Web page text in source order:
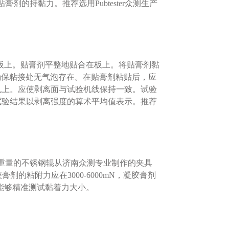
剂的持黏力。推荐选用Pubtester众测生产
上。贴膏剂平整地贴合在板上。将贴膏剂黏
粘接处无气泡存在。在贴膏剂粘贴后，应
。应使剥离面与试验机线保持一致。试验
结果以剥离强度的算术平均值表示。推荐
量的不锈钢辊从济南众测专业制作的夹具
剂的粘附力应在3000-6000mN，凝胶膏剂
够精准测试黏着力大小。